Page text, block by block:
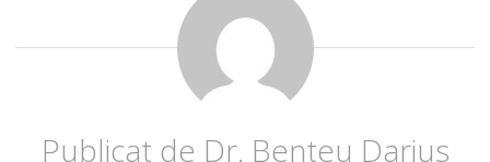
RENALA
PIETRE
Publicat de Dr. Benteu Darius